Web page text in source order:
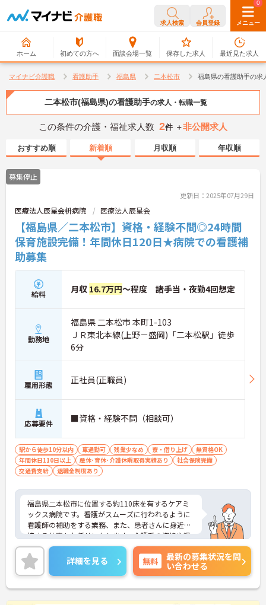
求人検索 会員登録 メニュー
ホーム 初めての方へ 面談会場一覧
0
保存した求人
0
最近見た求人
マイナビ介護職 看護助手 福島県 二本松市 福島県の看護助手の求
二本松市(福島県)の看護助手の求人・転職一覧
この条件の介護・福祉求人数 2件 ＋非公開求人
おすすめ順 新着順 月収順 年収順
募集停止
更新日：2025年07月29日
医療法人辰星会枡病院 医療法人辰星会
【福島県／二本松市】資格・経験不問◎24時間
保育施設完備！年間休日120日★病院での看護補
助募集
給料 月収 16.7万円～程度 諸手当・夜勤4回想定
勤務地
福島県 二本松市 本町1-103
ＪＲ東北本線(上野－盛岡)「二本松駅」徒歩
6分
雇用形態 正社員(正職員)
応募要件 ■資格・経験不問（相談可）
駅から徒歩10分以内 車通勤可 残業少なめ 寮・借り上げ
無資格OK
年間休日110日以上
産休･育休･介護休暇取得実績あり
社会保険完備
交通費支給
退職金制度あり
福島県二本松市に位置する約110床を有するケアミ
ックス病院です。看護がスムーズに行われるように
看護師の補助をする業務、また、患者さんに身近に
接する仕事もお任せいたします。介護系の資格や経
験がない方も相談可能です。年間休日は120日あ
り、メリハリのある勤務が可能です。24時間保育施
設も完備されており、子育て中の方も安心です。ご
興味ある方には、面接対策ポイントなど、さらに詳
細をお話しいたしますのでお気軽にご相談くださ
い！
詳細を見る 無料
最新の募集状況を問
い合わせる